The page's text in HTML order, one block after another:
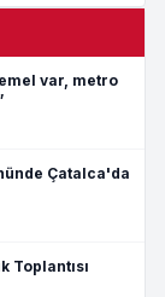
var, metro
Çatalca'da
Toplantısı